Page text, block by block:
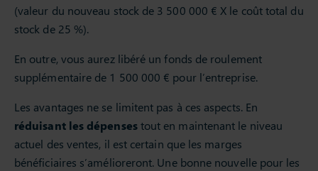
(valeur du nouveau stock de 3 500 000 € X le coût total du
stock de 25 %).
En outre, vous aurez libéré un fonds de roulement
supplémentaire de 1 500 000 € pour l’entreprise.
Les avantages ne se limitent pas à ces aspects. En
réduisant les dépensestout en maintenant le niveau
actuel des ventes, il est certain que les marges
bénéficiaires s’amélioreront. Une bonne nouvelle pour les